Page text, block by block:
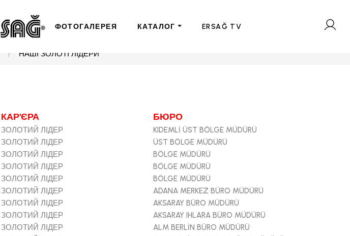
ФОТОГАЛЕРЕЯ КАТАЛОГ ERSAĞ TV
НАШІ ЗОЛОТІ ЛІДЕРИ
КАР'ЄРА БЮРО
ЗОЛОТИЙ ЛІДЕР
KIDEMLİ ÜST BÖLGE MÜDÜRÜ
ЗОЛОТИЙ ЛІДЕР
ÜST BÖLGE MÜDÜRÜ
ЗОЛОТИЙ ЛІДЕР
BÖLGE MÜDÜRÜ
ЗОЛОТИЙ ЛІДЕР
BÖLGE MÜDÜRÜ
ЗОЛОТИЙ ЛІДЕР
BÖLGE MÜDÜRÜ
ЗОЛОТИЙ ЛІДЕР
ADANA MERKEZ BÜRO MÜDÜRÜ
ЗОЛОТИЙ ЛІДЕР
AKSARAY BÜRO MÜDÜRÜ
ЗОЛОТИЙ ЛІДЕР
AKSARAY IHLARA BÜRO MÜDÜRÜ
ЗОЛОТИЙ ЛІДЕР
ALM BERLİN BÜRO MÜDÜRÜ